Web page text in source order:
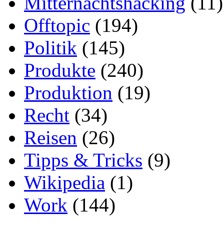
Offtopic (194)
Politik (145)
Produkte (240)
Produktion (19)
Recht (34)
Reisen (26)
Tipps & Tricks (9)
Wikipedia (1)
Work (144)